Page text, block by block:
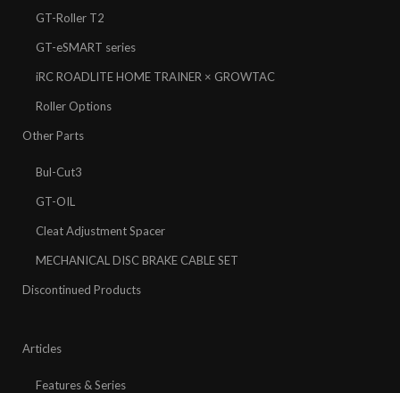
GT-Roller T2
GT-eSMART series
iRC ROADLITE HOME TRAINER × GROWTAC
Roller Options
Other Parts
Bul-Cut3
GT-OIL
Cleat Adjustment Spacer
MECHANICAL DISC BRAKE CABLE SET
Discontinued Products
Articles
Features & Series